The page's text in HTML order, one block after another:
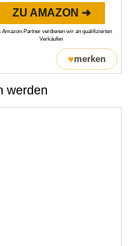
ZU AMAZON ➜
Amazon-Partner verdienen wir an qualifizierten
Verkäufen
♥merken
werden